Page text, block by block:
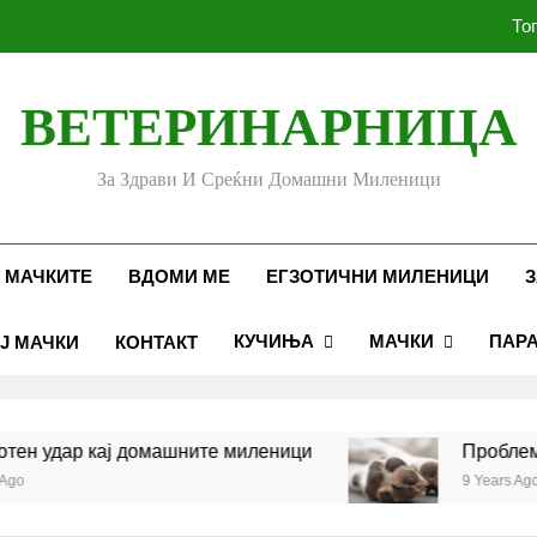
Убоди и угризи од
Стоматолошко здравје
Убоди и угризи од
ВЕТЕРИНАРНИЦА
За Здрави И Среќни Домашни Миленици
МАЧКИТЕ ВДОМИ МЕ ЕГЗОТИЧНИ МИЛЕНИЦИ
МАЧКИ КОНТАКТ КУЧИЊА МАЧКИ
удар кај домашните миленици Проблеми
9 Years Ago